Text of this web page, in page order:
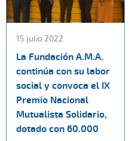
15 julio 2022
La Fundación A.M.A.
continúa con su labor
social y convoca el IX
Premio Nacional
Mutualista Solidario,
dotado con 60.000